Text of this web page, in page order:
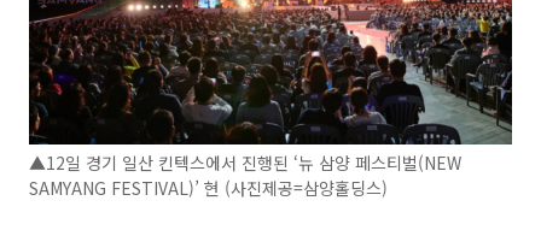
▲12일 경기 일산 킨텍스에서 진행된 ‘뉴 삼양 페스티벌(NEW
SAMYANG FESTIVAL)’ 현 (사진제공=삼양홀딩스)